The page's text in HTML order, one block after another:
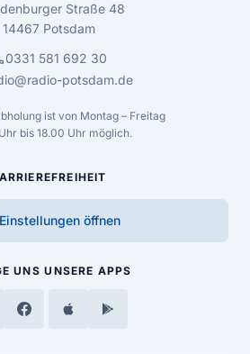
Straße 48
14467 Potsdam
0331 581 692 30
potsdam.de
ist von Montag – Freitag
bis 18.00 Uhr möglich.
Einstellungen öffnen
UNS UNSERE APPS